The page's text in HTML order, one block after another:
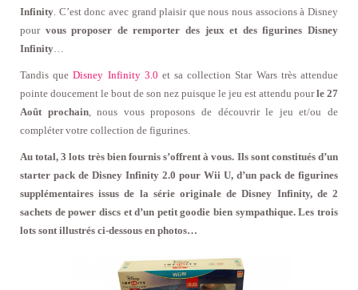
Infinity . C’est donc avec grand plaisir que nous nous associons à Disney
pour vous proposer de remporter des jeux et des figurines Disney
Infinity
Tandis queDisney Infinity 3.0 et sa collection Star Wars très attendue
pointe doucement le bout de son nez puisque le jeu est attendu pourle 27
Août prochain, nous vous proposons de découvrir le jeu et/ou de
compléter votre collection de figurines.
Au total, 3 lots très bien fournis s’offrent à vous. Ils sont constitués d’un
starter pack de Disney Infinity 2.0 pour Wii U, d’un pack de figurines
supplémentaires issus de la série originale de Disney Infinity, de 2
sachets de power discs et d’un petit goodie bien sympathique. Les trois
lots sont illustrés ci-dessous en photos…